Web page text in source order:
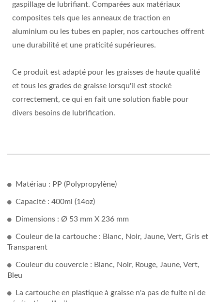
gaspillage de lubrifiant. Comparées aux matériaux
composites tels que les anneaux de traction en
aluminium ou les tubes en papier, nos cartouches offrent
une durabilité et une praticité supérieures.
Ce produit est adapté pour les graisses de haute qualité
et tous les grades de graisse lorsqu'il est stocké
correctement, ce qui en fait une solution fiable pour
divers besoins de lubrification.
Matériau : PP (Polypropylène)
Capacité : 400ml (14oz)
Dimensions : Ø 53 mm X 236 mm
Couleur de la cartouche : Blanc, Noir, Jaune, Vert, Gris et
Transparent
Couleur du couvercle : Blanc, Noir, Rouge, Jaune, Vert,
Bleu
La cartouche en plastique à graisse n'a pas de fuite ni de